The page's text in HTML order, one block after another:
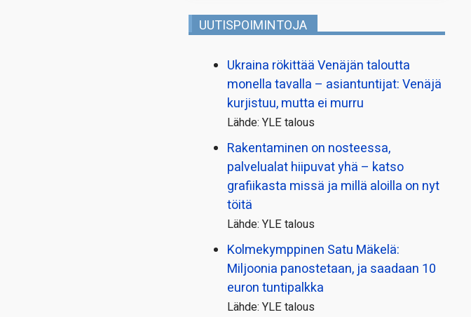
UUTISPOIMINTOJA
Ukraina rökittää Venäjän taloutta
monella tavalla – asiantuntijat: Venäjä
kurjistuu, mutta ei murru
Lähde: YLE talous
Rakentaminen on nosteessa,
palvelualat hiipuvat yhä – katso
grafiikasta missä ja millä aloilla on nyt
töitä
Lähde: YLE talous
Kolmekymppinen Satu Mäkelä:
Miljoonia panostetaan, ja saadaan 10
euron tuntipalkka
Lähde: YLE talous